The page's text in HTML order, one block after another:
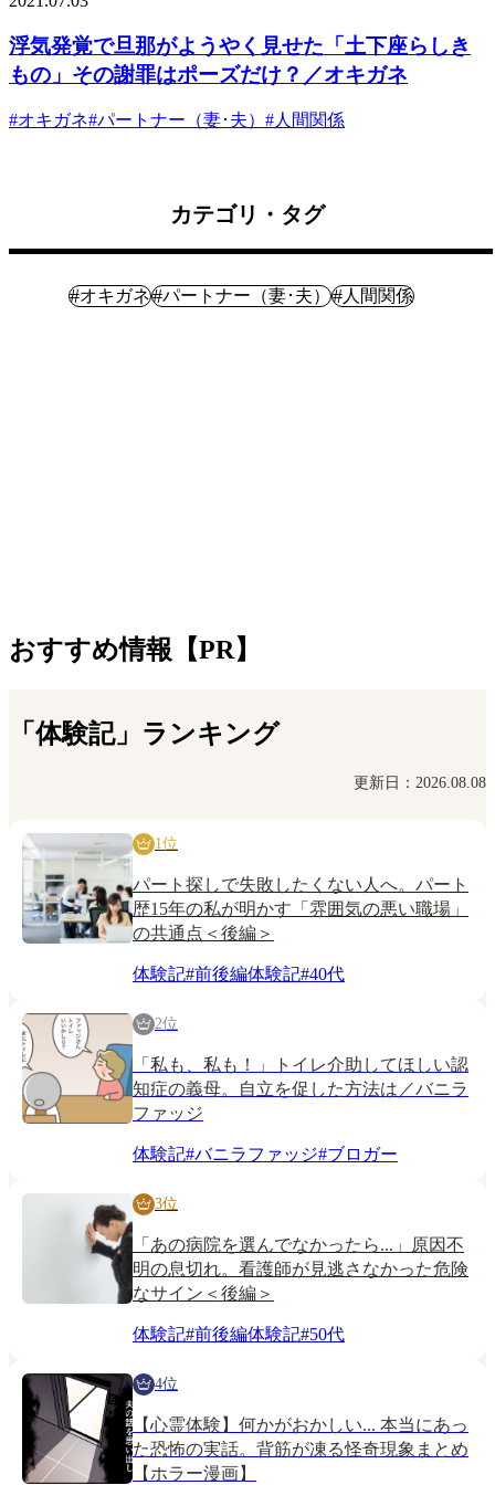
浮気発覚で旦那がようやく見せた「土下座らしき
もの」その謝罪はポーズだけ？／オキガネ
#オキガネ#パートナー（妻･夫） #人間関係
カテゴリ・タグ
#オキガネ#パートナー（妻･夫）#人間関係
おすすめ情報【PR】
「体験記」ランキング
更新日：2026.08.08
1位
パート探しで失敗したくない人へ。パート
歴15年の私が明かす「雰囲気の悪い職場」
の共通点＜後編＞
体験記#前後編体験記#40代
2位
「私も、私も！」トイレ介助してほしい認
知症の義母。自立を促した方法は／バニラ
ファッジ
体験記#バニラファッジ#ブロガー
3位
「あの病院を選んでなかったら...」原因不
明の息切れ。看護師が見逃さなかった危険
なサイン＜後編＞
体験記#前後編体験記#50代
4位
【心霊体験】何かがおかしい... 本当にあっ
た恐怖の実話。背筋が凍る怪奇現象まとめ
【ホラー漫画】